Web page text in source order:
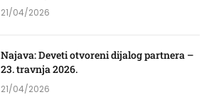
21/04/2026
Najava: Deveti otvoreni dijalog partnera –
23. travnja 2026.
21/04/2026